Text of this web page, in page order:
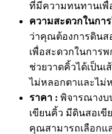
ที่มีความทนทานเพื่
ความสะดวกในกา
ว่าคุณต้องการดิน
เพื่อสะดวกในการ
ช่วยวาดคิ้วได้เป็น
ไม่หลอกตาและไม่
ราคา : พิจารณาง
เขียนคิ้ว มีดินสอเขี
คุณสามารถเลือกแ